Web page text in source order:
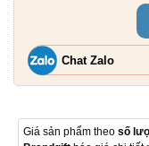
Chat Zalo
Giá sản phẩm theo số